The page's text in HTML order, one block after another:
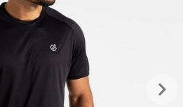
keyboard_arrow_right